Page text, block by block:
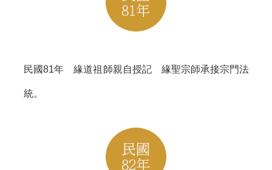
民國81年 緣道祖師親自授記 緣聖宗師承接宗門法
統。